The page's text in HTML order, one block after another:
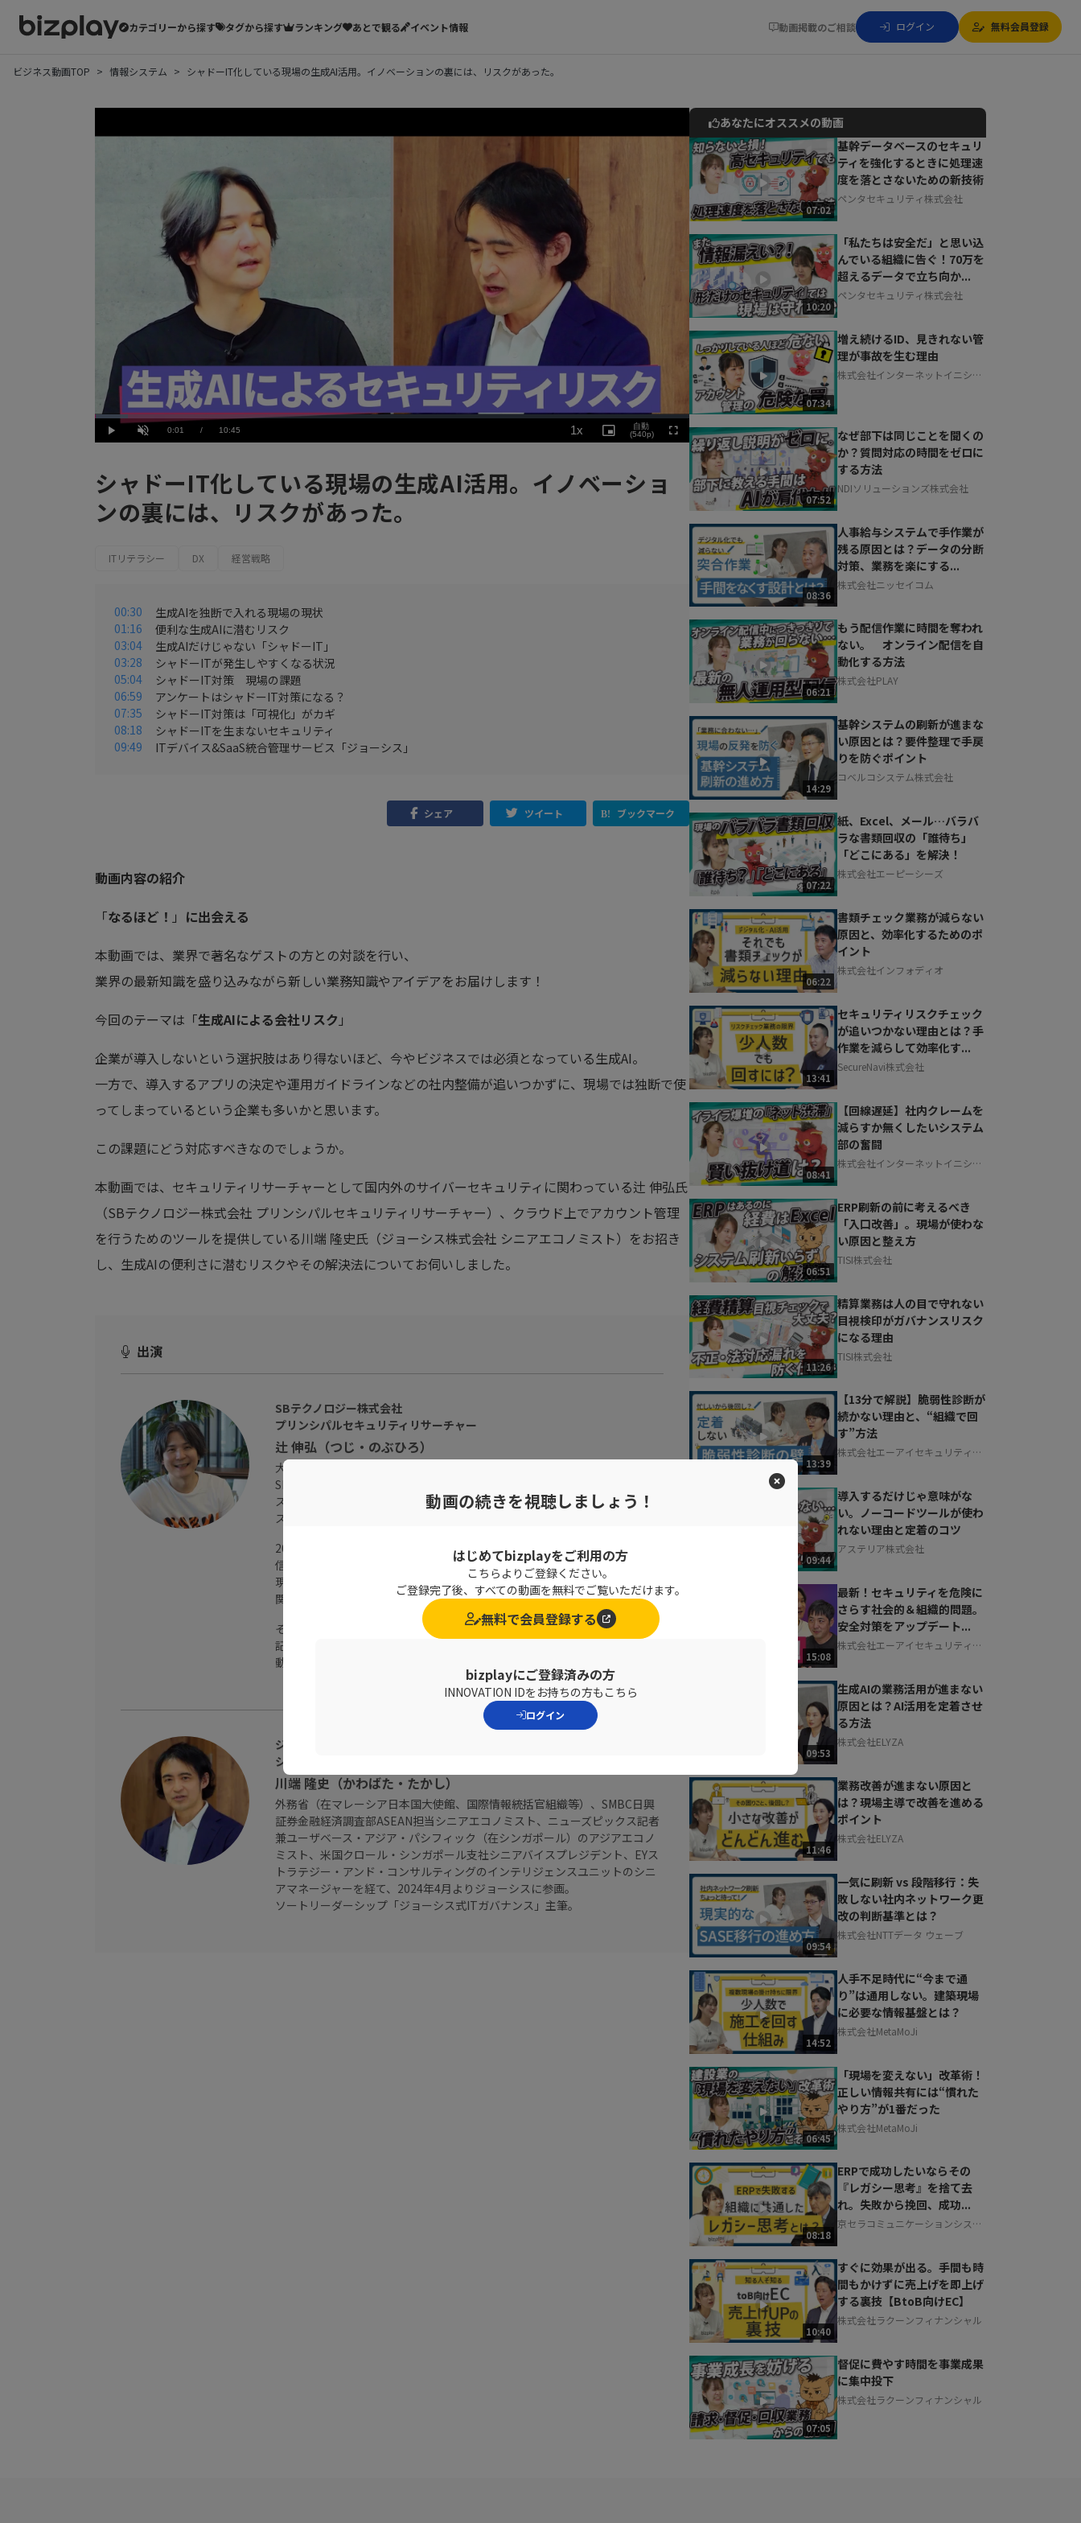
カテゴリーから探す タグから探す ランキング あとで観る イベント情報 動画掲載のご相談 ログイン 無料会員登録
ビジネス動画TOP 情報システム シャドーIT化している現場の生成AI活用。イノベーションの裏には、リスクがあった。
Play UnmuteCurrent
0:01 / Duration
10:45
Loaded:
5.59%
1x
Rate
Picture-
in-
自動
(540p)
Fullscreen
シャドーIT化している現場の生成AI活用。イノベーショ
ンの裏には、リスクがあった。
ITリテラシー DX 経営戦略
00:30
生成AIを独断で入れる現場の現状
01:16
便利な生成AIに潜むリスク
03:04
生成AIだけじゃない「シャドーIT」
03:28
シャドーITが発生しやすくなる状況
05:04
シャドーIT対策 現場の課題
06:59
アンケートはシャドーIT対策になる？
07:35
シャドーIT対策は「可視化」がカギ
08:18
シャドーITを生まないセキュリティ
09:49
ITデバイス&SaaS統合管理サービス「ジョーシス」
シェア ツイート ブックマーク
動画内容の紹介
「なるほど！ 」 に出会える
本動画では、業界で著名なゲストの方との対談を行い、
業界の最新知識を盛り込みながら新しい業務知識やアイデアをお届けします！
今回のテーマは「生成AIによる会社リスク 」
企業が導入しないという選択肢はあり得ないほど、今やビジネスでは必須となっている生成AI。
一方で、導入するアプリの決定や運用ガイドラインなどの社内整備が追いつかずに、現場では独断で使
ってしまっているという企業も多いかと思います。
この課題にどう対応すべきなのでしょうか。
本動画では、セキュリティリサーチャーとして国内外のサイバーセキュリティに関わっている辻 伸弘氏
（SBテクノロジー株式会社 プリンシパルセキュリティリサーチャー）、クラウド上でアカウント管理
を行うためのツールを提供している川端 隆史氏（ジョーシス株式会社 シニアエコノミスト）をお招き
し、生成AIの便利さに潜むリスクやその解決法についてお伺いしました。
出演
SBテクノロジー株式会社
プリンシパルセキュリティリサーチャー
辻 伸弘（つじ・のぶひろ）
大阪府出身。
SI企業にてセキュリティ技術者として、セキュリティ製品の構築や、情報シ
ステムの弱点を洗い出し修正方法を助言するペネトレーションテスト(侵入テ
スト)業務に従事。民間企業や官公庁問わず多くの診断実績を持つ。
2014年にSBテクノロジーに転職し、診断事業に携わりながら情報を対外発
信するエヴァンジェリストとして活動。
現在は、セキュリティリサーチャーとして国内外のサイバーセキュリティに
関わるの動向を調査・分析し、脅威情報の発信を行う。
その他、イベントや勉強会での講演、テレビ・新聞などメディアへの出演、
記事や書籍の執筆など、セキュリティに関する情報を発信し、普及・啓発活
動に取り組む。
ジョーシス株式会社
シニアエコノミスト
川端 隆史（かわばた・たかし）
外務省（在マレーシア日本国大使館、国際情報統括官組織等）、SMBC日興
証券金融経済調査部ASEAN担当シニアエコノミスト、ニューズピックス記者
兼ユーザベース・アジア・パシフィック（在シンガポール）のアジアエコノ
ミスト、米国クロール・シンガポール支社シニアバイスプレジデント、EYス
トラテジー・アンド・コンサルティングのインテリジェンスユニットのシニ
アマネージャーを経て、2024年4月よりジョーシスに参画。
ソートリーダーシップ「ジョーシス式ITガバナンス」主筆。
動画でご紹介しているサービスについて
お気軽にご相談・ご質問いただけます！
30秒でお申し込み可能
相談を希望する 無料
あなたにオススメの動画
07:02
基幹データベースのセキュリ
ティを強化するときに処理速
度を落とさないための新技術
ペンタセキュリティ株式会社
10:20
「私たちは安全だ」と思い込
んでいる組織に告ぐ！70万を
超えるデータで立ち向か...
ペンタセキュリティ株式会社
07:34
増え続けるID、見きれない管
理が事故を生む理由
株式会社インターネットイニシア
07:52
なぜ部下は同じことを聞くの
か？質問対応の時間をゼロに
する方法
NDIソリューションズ株式会社
08:36
人事給与システムで手作業が
残る原因とは？データの分断
対策、業務を楽にする...
株式会社ニッセイコム
06:21
もう配信作業に時間を奪われ
ない。 オンライン配信を自
動化する方法
株式会社PLAY
14:29
基幹システムの刷新が進まな
い原因とは？要件整理で手戻
りを防ぐポイント
コベルコシステム株式会社
07:22
紙、Excel、メール…バラバ
ラな書類回収の「誰待ち」
「どこにある」を解決！
株式会社エーピーシーズ
06:22
書類チェック業務が減らない
原因と、効率化するためのポ
イント
株式会社インフォディオ
13:41
セキュリティリスクチェック
が追いつかない理由とは？手
作業を減らして効率化す...
SecureNavi株式会社
08:41
【回線遅延】社内クレームを
減らすか無くしたいシステム
部の奮闘
株式会社インターネットイニシア
06:51
ERP刷新の前に考えるべき
「入口改善」。現場が使わな
い原因と整え方
TISI株式会社
11:26
精算業務は人の目で守れない
目視検印がガバナンスリスク
になる理由
TISI株式会社
13:39
【13分で解説】脆弱性診断が
続かない理由と、“組織で回
す”方法
株式会社エーアイセキュリティラ
09:44
導入するだけじゃ意味がな
い。ノーコードツールが使わ
れない理由と定着のコツ
アステリア株式会社
15:08
最新！セキュリティを危険に
さらす社会的＆組織的問題。
安全対策をアップデート...
株式会社エーアイセキュリティラ
09:53
生成AIの業務活用が進まない
原因とは？AI活用を定着させ
る方法
株式会社ELYZA
11:46
業務改善が進まない原因と
は？現場主導で改善を進める
ポイント
株式会社ELYZA
09:54
一気に刷新 vs 段階移行：失
敗しない社内ネットワーク更
改の判断基準とは？
株式会社NTTデータ ウェーブ
14:52
人手不足時代に“今まで通
り”は通用しない。建築現場
に必要な情報基盤とは？
株式会社MetaMoJi
06:45
「現場を変えない」改革術！
正しい情報共有には“慣れた
やり方”が1番だった
株式会社MetaMoJi
08:18
ERPで成功したいならその
『レガシー思考』を捨て去
れ。失敗から挽回、成功...
京セラコミュニケーションシステ
10:40
すぐに効果が出る。手間も時
間もかけずに売上げを即上げ
する裏技【BtoB向けEC】
株式会社ラクーンフィナンシャル
07:05
督促に費やす時間を事業成果
に集中投下
株式会社ラクーンフィナンシャル
動画の続きを視聴しましょう！
はじめてbizplayをご利用の方
こちらよりご登録ください。
ご登録完了後、すべての動画を無料でご覧いただけます。
無料で会員登録する
bizplayにご登録済みの方
INNOVATION IDをお持ちの方もこちら
ログイン